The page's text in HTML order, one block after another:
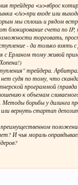
трейдера <u>вброс
</u>при входе или
мы сплошь и рядом
блокирование счета по IP,
торговать,
- да только взять
с Ерланом тому живой
трейдера.
судя по тому, что
программой
к объемам
Методы борьбы у дилинга
вернуть стартап
И чья мораль